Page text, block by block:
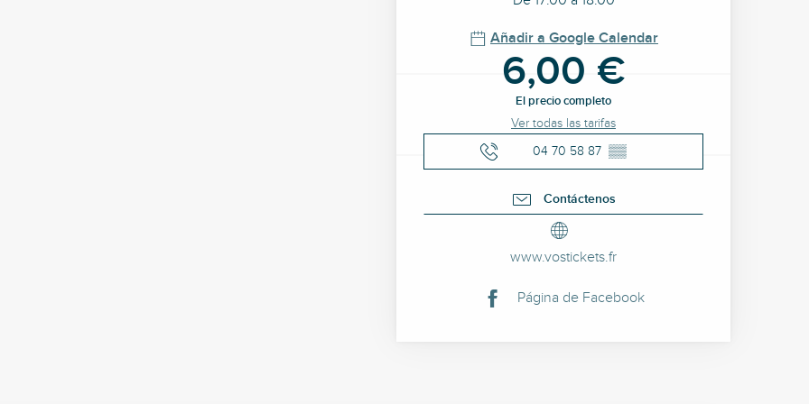
Añadir a Google Calendar
6,00 €
El precio completo
Ver todas las tarifas
04 70 58 87 ▒▒
Contáctenos
www.vostickets.fr
Página de Facebook